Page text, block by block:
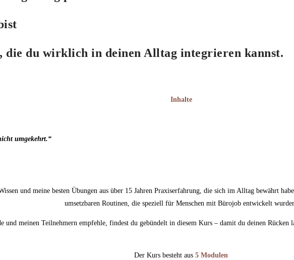
die du wirklich in deinen Alltag integrieren kannst.
Inhalte
umgekehrt.“
und meine besten Übungen aus über 15 Jahren Praxiserfahrung, die sich im Alltag bewährt
umsetzbaren Routinen, die speziell für Menschen mit Bürojob entwickelt
und meinen Teilnehmern empfehle, findest du gebündelt in diesem Kurs – damit du deinen
Der Kurs besteht aus 5 Modulen